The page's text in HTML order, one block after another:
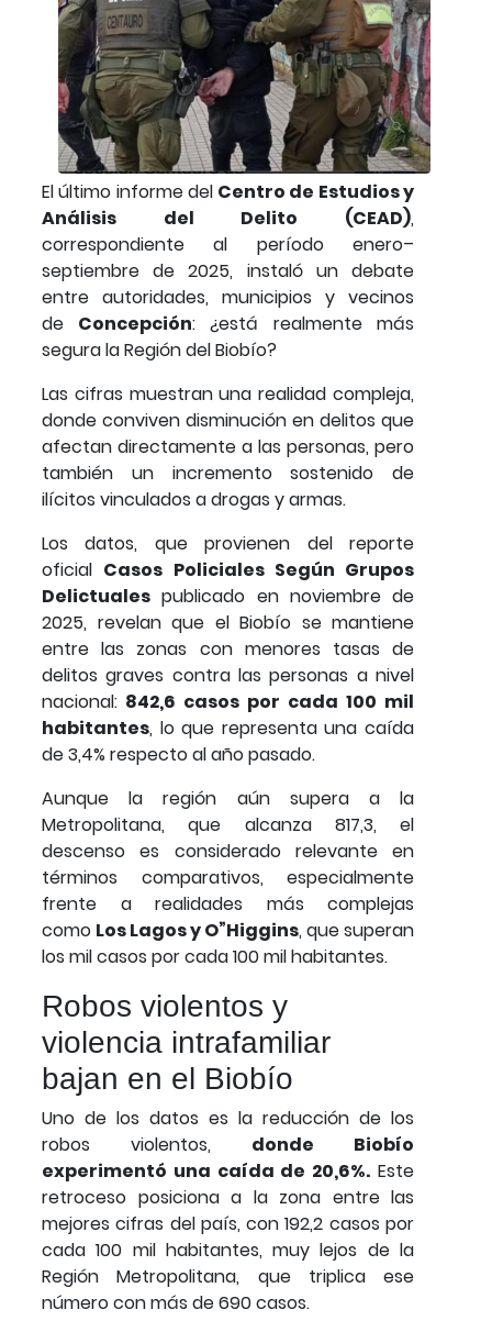
El último informe del Centro de Estudios y
Análisis del Delito (CEAD),
correspondiente al período enero–
septiembre de 2025, instaló un debate
entre autoridades, municipios y vecinos
de Concepción: ¿está realmente más
segura la Región del Biobío?
Las cifras muestran una realidad compleja,
donde conviven disminución en delitos que
afectan directamente a las personas, pero
también un incremento sostenido de
ilícitos vinculados a drogas y armas.
Los datos, que provienen del reporte
oficial Casos Policiales Según Grupos
Delictuales publicado en noviembre de
2025, revelan que el Biobío se mantiene
entre las zonas con menores tasas de
delitos graves contra las personas a nivel
nacional: 842,6 casos por cada 100 mil
habitantes, lo que representa una caída
de 3,4% respecto al año pasado.
Aunque la región aún supera a la
Metropolitana, que alcanza 817,3, el
descenso es considerado relevante en
términos comparativos, especialmente
frente a realidades más complejas
como Los Lagos y O”Higgins, que superan
los mil casos por cada 100 mil habitantes.
Robos violentos y
violencia intrafamiliar
bajan en el Biobío
Uno de los datos es la reducción de los
robos violentos, donde Biobío
experimentó una caída de 20,6%. Este
retroceso posiciona a la zona entre las
mejores cifras del país, con 192,2 casos por
cada 100 mil habitantes, muy lejos de la
Región Metropolitana, que triplica ese
número con más de 690 casos.